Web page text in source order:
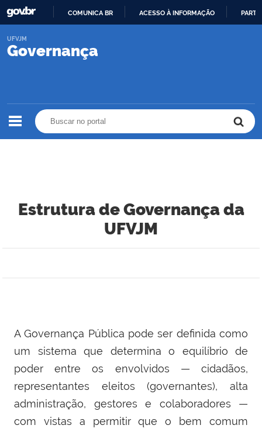
COMUNICA BR ACESSO À INFORMAÇÃO
Governança
UFVJM
Estrutura de Governança da
UFVJM
A Governança Pública pode ser definida como
um sistema que determina o equilíbrio de
poder entre os envolvidos — cidadãos,
representantes eleitos (governantes), alta
administração, gestores e colaboradores —
com vistas a permitir que o bem comum